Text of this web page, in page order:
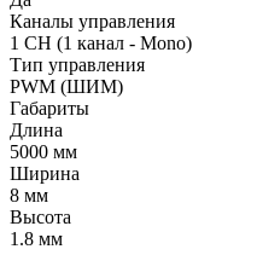
Каналы управления
1 CH (1 канал - Mono)
Тип управления
PWM (ШИМ)
Габариты
Длина
5000 мм
Ширина
8 мм
Высота
1.8 мм